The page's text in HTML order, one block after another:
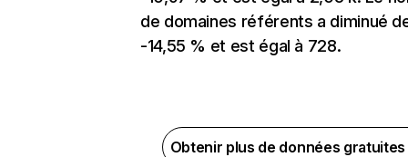
de domaines référents a diminué
-14,55 % et est égal à 728.
Obtenir plus de données